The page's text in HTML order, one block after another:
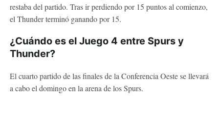
restaba del partido. Tras ir perdiendo por 15 puntos al comienzo,
el Thunder terminó ganando por 15.
¿Cuándo es el Juego 4 entre Spurs y
Thunder?
El cuarto partido de las finales de la Conferencia Oeste se llevará
a cabo el domingo en la arena de los Spurs.